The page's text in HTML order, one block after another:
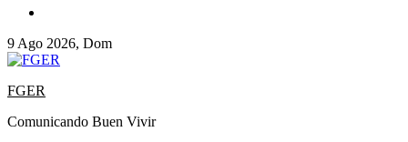
9 Ago 2026, Dom
FGER
Comunicando Buen Vivir